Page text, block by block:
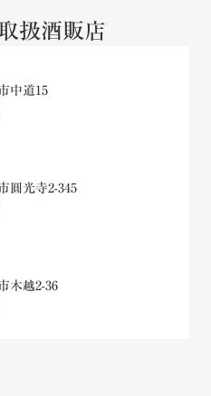
扱酒販店
中道15
圓光寺2-345
木越2-36